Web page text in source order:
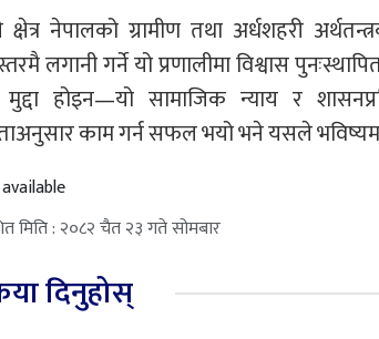
क्षेत्र नेपालको ग्रामीण तथा अर्धशहरी
लगानी गर्ने यो प्रणालीमा विश्वास
होइन—यो सामाजिक न्याय र
काम गर्न सफल भयो भने यसले
मिति : २०८२ चैत २३ गते सोमबार
दिनुहोस्